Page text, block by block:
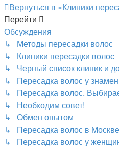
Вернуться в «Клиники
Перейти
Обсуждения
↳ Методы пересадки волос
↳ Клиники пересадки волос
↳ Черный список клиник и
↳ Пересадка волос у
↳ Пересадка волос.
↳ Необходим совет!
↳ Обмен опытом
↳ Пересадка волос в Москве
↳ Пересадка волос у